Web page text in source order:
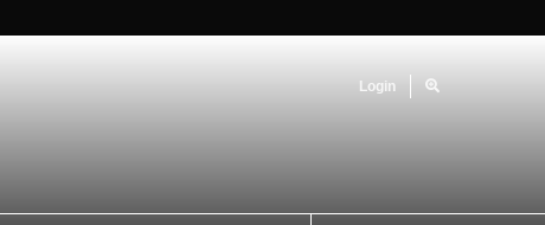
Login